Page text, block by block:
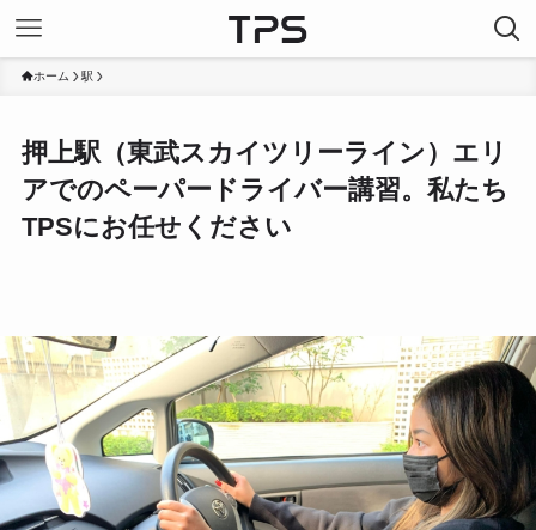
ホーム 駅
押上駅（東武スカイツリーライン）エリ
アでのペーパードライバー講習。私たち
TPSにお任せください